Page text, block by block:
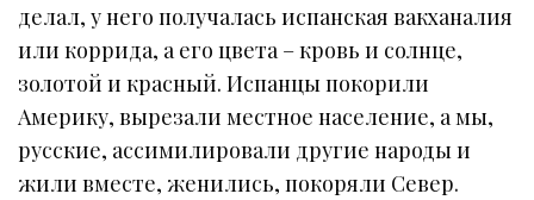
делал, у него получалась испанская вакханалия
или коррида, а его цвета – кровь и солнце,
золотой и красный. Испанцы покорили
Америку, вырезали местное население, а мы,
русские, ассимилировали другие народы и
жили вместе, женились, покоряли Север.